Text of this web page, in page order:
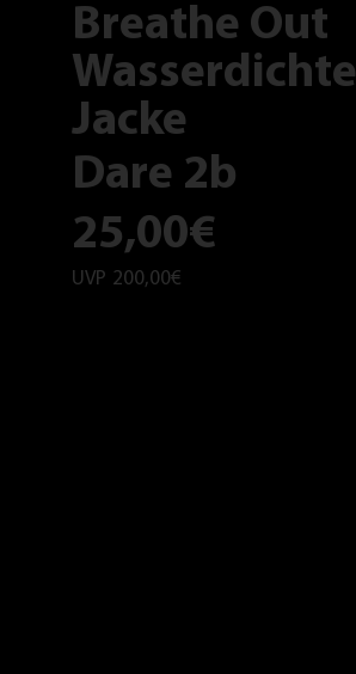
Breathe Out
Wasserdichte
Jacke
Dare 2b
25,00€
UVP 200,00€